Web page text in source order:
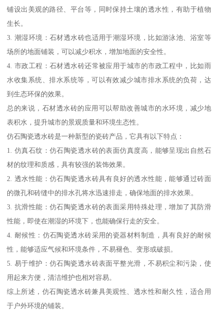
铺设出美观的路径、平台等，同时保持土壤的透水性，有助于植物
生长。
3. 潮湿环境：石材透水砖也适用于潮湿环境，比如游泳池、浴室等
场所的地面铺装，可以减少积水，增加地面的安全性。
4. 市政工程：石材透水砖还常被应用于城市的市政工程中，比如雨
水收集系统、排水系统等，可以有效减少城市排水系统的负荷，达
到生态环保的效果。
总的来说，石材透水砖的应用可以帮助改善城市的水环境，减少地
表积水，提升城市的景观质量和环境生态性。
仿石陶瓷透水砖是一种新型的瓷砖产品，它具有以下特点：
1. 仿真石纹：仿石陶瓷透水砖的表面仿真度高，能够呈现出自然石
材的纹理和质感，具有较强的装饰效果。
2. 透水性能：仿石陶瓷透水砖具有良好的透水性能，能够通过砖面
的微孔和砖缝中的排水孔将水迅速排走，确保地面的排水效果。
3. 抗滑性能：仿石陶瓷透水砖的表面采用特殊处理，增加了其防滑
性能，即使在潮湿的环境下，也能确保行走的安全。
4. 耐候性：仿石陶瓷透水砖采用的瓷器材料制造，具有良好的耐候
性，能够适应气候和环境条件，不易褪色、变形或破损。
5. 易于维护：仿石陶瓷透水砖表面平整光滑，不易积尘和污染，使
用起来方便，清洁维护也相对容易。
综上所述，仿石陶瓷透水砖兼具美观性、透水性和耐久性，适合用
于户外环境的铺装。